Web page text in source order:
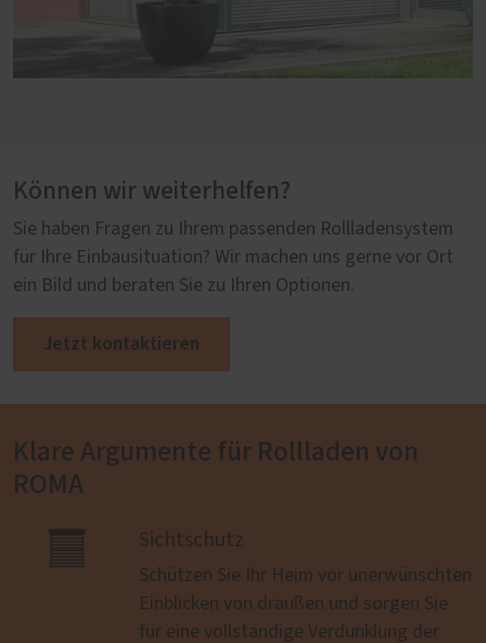
Können wir weiterhelfen?
Sie haben Fragen zu Ihrem passenden Rollladensystem
für Ihre Einbausituation? Wir machen uns gerne vor Ort
ein Bild und beraten Sie zu Ihren Optionen.
Jetzt kontaktieren
Klare Argumente für Rollladen von
ROMA
 Sichtschutz
Schützen Sie Ihr Heim vor unerwünschten
Einblicken von draußen und sorgen Sie
für eine vollständige Verdunklung der